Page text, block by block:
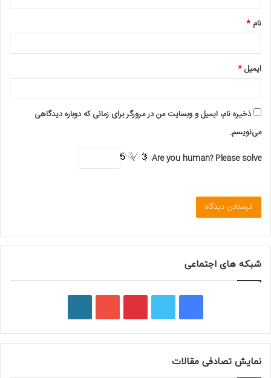
*
نام *
ایمیل*
ذخیره نام، ایمیل و وبسایت من در مرورگر برای زمانی که دوباره دیدگاهی
می‌نویسم.
Are you human? Please solve:
شبکه های اجتماعی
ی
س
و
ی
و
ر
نمایش تصادفی مقالات